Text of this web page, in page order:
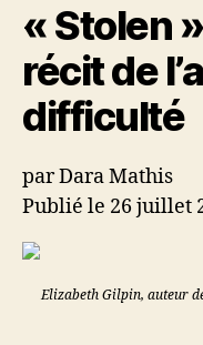
« Stolen
récit de
difficulté
par Dara Mathis
Publié le 26 juillet
Elizabeth Gilpin, auteur